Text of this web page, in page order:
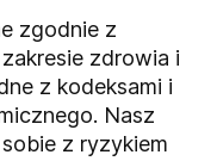
zgodnie z
zdrowia i
z kodeksami i
Nasz
z ryzykiem